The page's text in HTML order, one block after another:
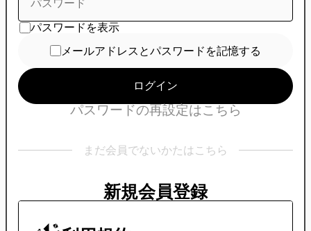
パスワードを表示
メールアドレスとパスワードを記憶する
ログイン
パスワードの再設定はこちら
まだ会員でないかたはこちら
新規会員登録